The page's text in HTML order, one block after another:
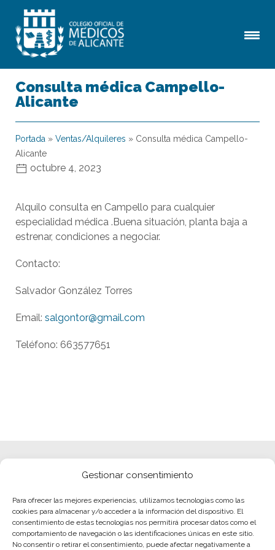
Gestionar consentimiento
Para ofrecer las mejores experiencias, utilizamos tecnologías como las
cookies para almacenar y/o acceder a la información del dispositivo. El
consentimiento de estas tecnologías nos permitirá procesar datos como el
comportamiento de navegación o las identificaciones únicas en este sitio.
No consentir o retirar el consentimiento, puede afectar negativamente a
Consulta médica Campello-
Alicante
Portada » Ventas/Alquileres » Consulta médica Campello-
Alicante
octubre 4, 2023
Alquilo consulta en Campello para cualquier
especialidad médica .Buena situación, planta baja a
estrenar, condiciones a negociar.
Contacto:
Salvador González Torres
Email: salgontor@gmail.com
Teléfono: 663577651